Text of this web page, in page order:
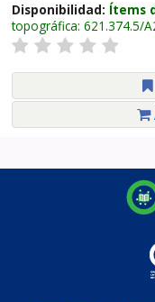
Disponibilidad: Ítems
topográfica: 621.374.5/